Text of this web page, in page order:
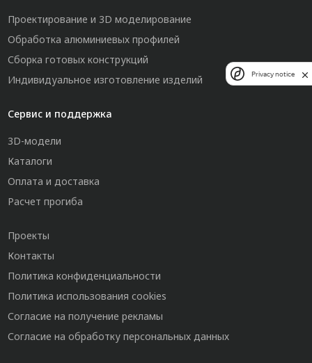
Проектирование и 3D моделирование
Обработка алюминиевых профилей
Сборка готовых конструкций
Индивидуальное изготовление изделий
Сервис и поддержка
3D-модели
Каталоги
Оплата и доставка
Расчет прогиба
Проекты
Контакты
Политика конфиденциальности
Политика использования cookies
Согласие на получение рекламы
Согласие на обработку персональных данных
Privacy notice